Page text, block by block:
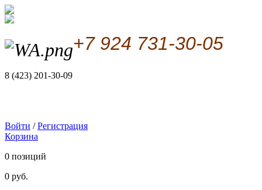
+7 924 731-30-05
8 (423) 201-30-09
Войти /Регистрация
Корзина
0 позиций
0 руб.